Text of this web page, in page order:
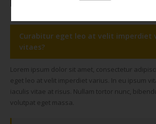
Normal
Curabitur eget leo at velit imperdiet
vitaes?
Lorem ipsum dolor sit amet, consectetur
eget leo at velit imperdiet varius. In eu ipsum
iaculis vitae at risus. Nullam tortor nunc,
volutpat eget massa.